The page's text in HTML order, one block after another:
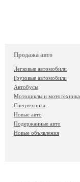
Продажа авто
Легковые автомобили
Грузовые автомобили
Автобусы
Мотоциклы и мототехника
Спецтехника
Новые авто
Подержанные авто
Новые объявления